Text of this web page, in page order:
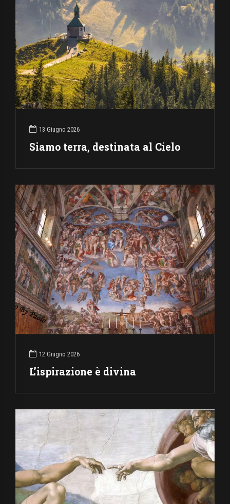
13 Giugno 2026
Siamo terra, destinata al Cielo
12 Giugno 2026
L’ispirazione è divina